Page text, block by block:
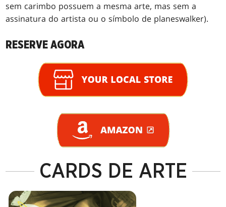
sem carimbo possuem a mesma arte, mas sem a
assinatura do artista ou o símbolo de planeswalker).
RESERVE AGORA
CARDS DE ARTE